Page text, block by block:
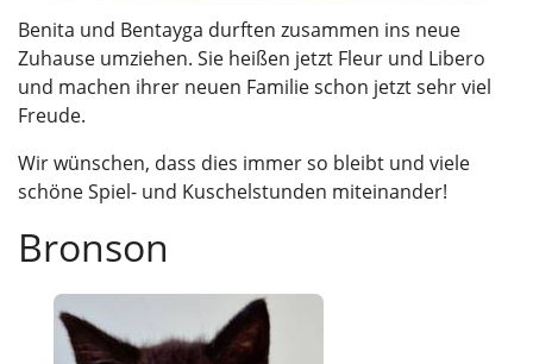
Benita und Bentayga durften zusammen ins neue
Zuhause umziehen. Sie heißen jetzt Fleur und Libero
und machen ihrer neuen Familie schon jetzt sehr viel
Freude.
Wir wünschen, dass dies immer so bleibt und viele
schöne Spiel- und Kuschelstunden miteinander!
Bronson